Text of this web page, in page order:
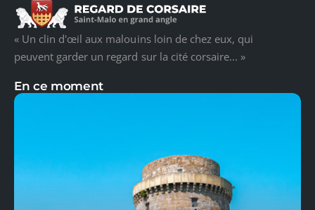
« Un clin d'œil aux malouins loin de chez eux, qui
peuvent garder un regard sur la cité corsaire... »
En ce moment